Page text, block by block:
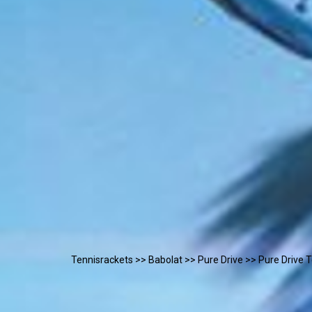
Tennisrackets >> Babolat >> Pure Drive >> Pure Drive